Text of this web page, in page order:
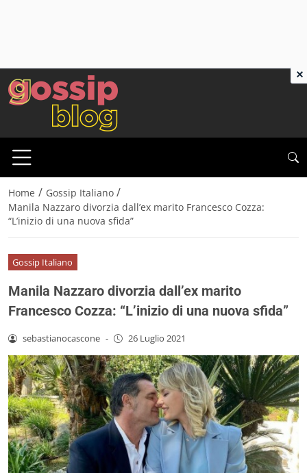
Home / Gossip Italiano /
Manila Nazzaro divorzia dall’ex marito Francesco Cozza:
“L’inizio di una nuova sfida”
Gossip Italiano
Manila Nazzaro divorzia dall’ex marito
Francesco Cozza: “L’inizio di una nuova sfida”
sebastianocascone - 26 Luglio 2021
×